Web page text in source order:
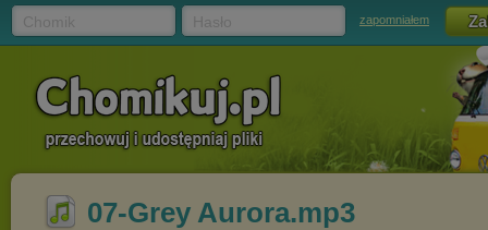
zapomniałem
07-Grey Aurora.mp3